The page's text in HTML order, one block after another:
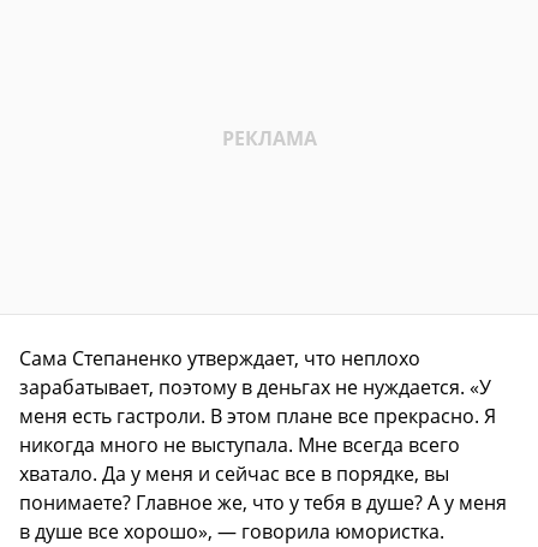
Сама Степаненко утверждает, что неплохо
зарабатывает, поэтому в деньгах не нуждается. «У
меня есть гастроли. В этом плане все прекрасно. Я
никогда много не выступала. Мне всегда всего
хватало. Да у меня и сейчас все в порядке, вы
понимаете? Главное же, что у тебя в душе? А у меня
в душе все хорошо», — говорила юмористка.